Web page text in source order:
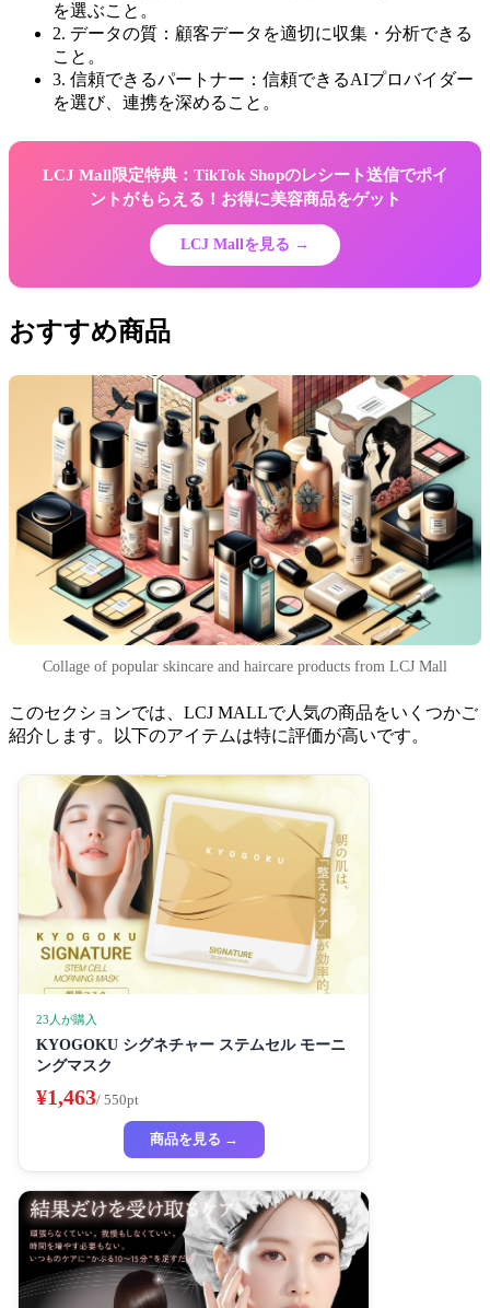
を選ぶこと。
2. データの質：顧客データを適切に収集・分析できる
こと。
3. 信頼できるパートナー：信頼できるAIプロバイダー
を選び、連携を深めること。
LCJ Mall限定特典：TikTok Shopのレシート送信でポイ
ントがもらえる！お得に美容商品をゲット
LCJ Mallを見る →
おすすめ商品
Collage of popular skincare and haircare products from LCJ Mall
このセクションでは、LCJ MALLで人気の商品をいくつかご
紹介します。以下のアイテムは特に評価が高いです。
23人が購入
KYOGOKU シグネチャー ステムセル モーニ
ングマスク
¥1,463/ 550pt
商品を見る →